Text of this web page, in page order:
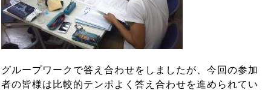
グループワークで答え合わせをしましたが、今回の参加
者の皆様は比較的テンポよく答え合わせを進められてい